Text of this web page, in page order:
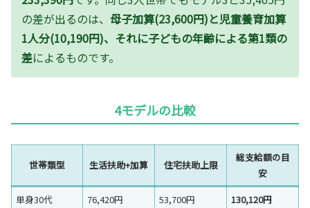
の差が出るのは、 母子加算(23,600円)と児童養育加算
1人分(10,190円)、それに子どもの年齢による第1類の
差によるものです。
4モデルの比較
世帯類型 生活扶助+加算 住宅扶助上限
総支給額の目
安
単身30代
76,420円 53,700円
130,120円